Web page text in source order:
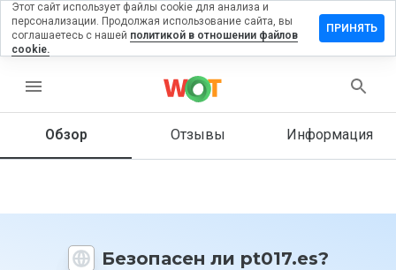
menu
Обзор Отзывы Информация
Безопасен ли pt017.es?
на
Как бы
этот
Этот сайт использует файлы cookie для анализа и
персонализации. Продолжая использование сайта, вы
соглашаетесь с нашей политикой в отношении файлов
cookie.
ПРИНЯТЬ